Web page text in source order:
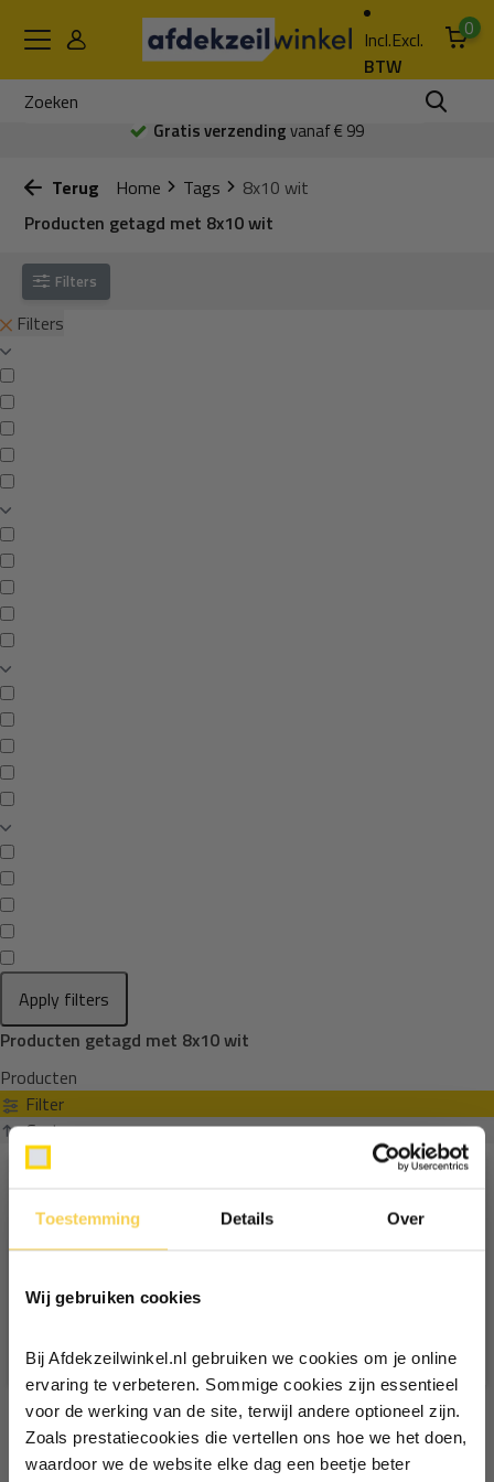
Toestemming Details Over
Wij gebruiken cookies
Bij Afdekzeilwinkel.nl gebruiken we cookies om je online
ervaring te verbeteren. Sommige cookies zijn essentieel
voor de werking van de site, terwijl andere optioneel zijn.
Zoals prestatiecookies die vertellen ons hoe we het doen,
waardoor we de website elke dag een beetje beter
Incl.Excl.
BTW
0
Gratis verzendingvanaf € 99
Terug Home Tags
8x10 wit
Producten getagd met 8x10 wit
Filters
Filters
Apply filters
Producten getagd met 8x10 wit
Producten
Filter
Sorteren op
Ontvang €5,- korting!
Schrijf je in voor de nieuwsbrief en
Vul je e-mailadres in‍⁪⁪
Particulier Zakelijk